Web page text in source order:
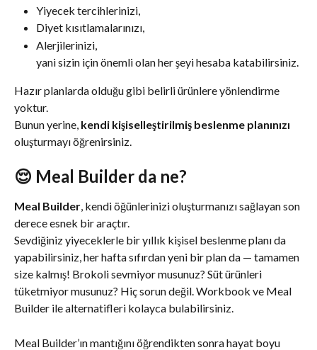
Yiyecek tercihlerinizi,
Diyet kısıtlamalarınızı,
Alerjilerinizi,
yani sizin için önemli olan her şeyi hesaba katabilirsiniz.
Hazır planlarda olduğu gibi belirli ürünlere yönlendirme
yoktur.
Bunun yerine, kendi kişiselleştirilmiş beslenme planınızı
oluşturmayı öğrenirsiniz.
😌 Meal Builder da ne?
Meal Builder, kendi öğünlerinizi oluşturmanızı sağlayan son
derece esnek bir araçtır.
Sevdiğiniz yiyeceklerle bir yıllık kişisel beslenme planı da
yapabilirsiniz, her hafta sıfırdan yeni bir plan da — tamamen
size kalmış! Brokoli sevmiyor musunuz? Süt ürünleri
tüketmiyor musunuz? Hiç sorun değil. Workbook ve Meal
Builder ile alternatifleri kolayca bulabilirsiniz.
Meal Builder’ın mantığını öğrendikten sonra hayat boyu